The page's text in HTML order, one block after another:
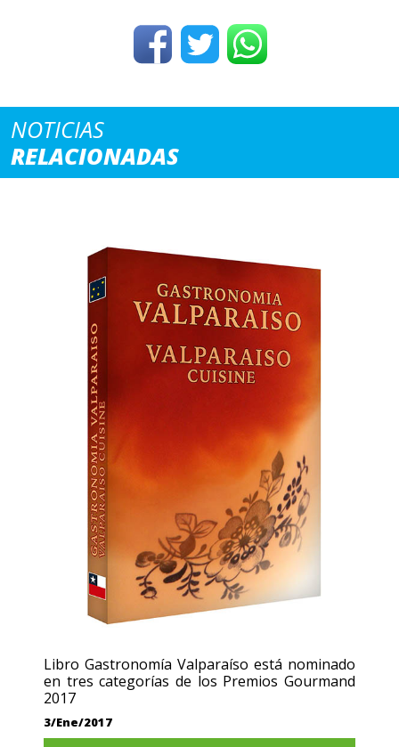
NOTICIAS
RELACIONADAS
Libro Gastronomía Valparaíso está nominado
en tres categorías de los Premios Gourmand
2017
3/Ene/2017